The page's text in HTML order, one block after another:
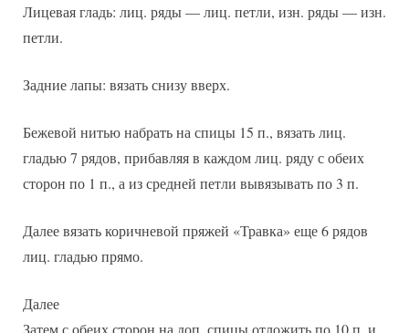
Лицевая гладь: лиц. ряды — лиц. петли, изн. ряды — изн.
петли.
Задние лапы: вязать снизу вверх.
Бежевой нитью набрать на спицы 15 п., вязать лиц.
гладью 7 рядов, прибавляя в каждом лиц. ряду с обеих
сторон по 1 п., а из средней петли вывязывать по 3 п.
Далее вязать коричневой пряжей «Травка» еще 6 рядов
лиц. гладью прямо.
Далее
Затем с обеих сторон на доп. спицы отложить по 10 п. и